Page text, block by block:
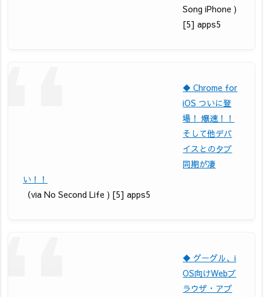
Song iPhone )
[5] apps5
◆ Chrome for
iOS ついに登
場！ 爆速！！
そして他デバ
イスとのタブ
同期が凄
い！！
（via No Second Life ) [5] apps5
◆ グーグル、i
OS向けWebブ
ラウザ・アプ